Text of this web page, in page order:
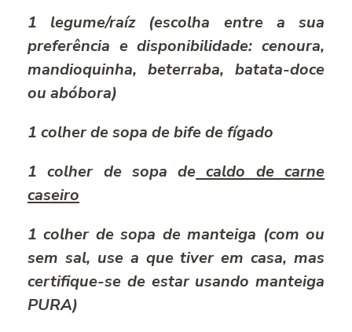
1 legume/raíz (escolha entre a sua
preferência e disponibilidade: cenoura,
mandioquinha, beterraba, batata-doce
ou abóbora)
1 colher de sopa de bife de fígado
1 colher de sopa de caldo de carne
caseiro
1 colher de sopa de manteiga (com ou
sem sal, use a que tiver em casa, mas
certifique-se de estar usando manteiga
PURA)